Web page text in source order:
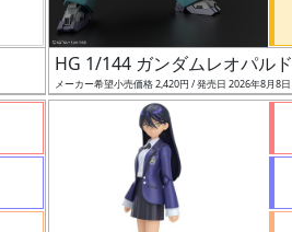
HG 1/144 ガンダムレオパルド
メーカー希望小売価格 2,420円 / 発売日 2026年8月8日